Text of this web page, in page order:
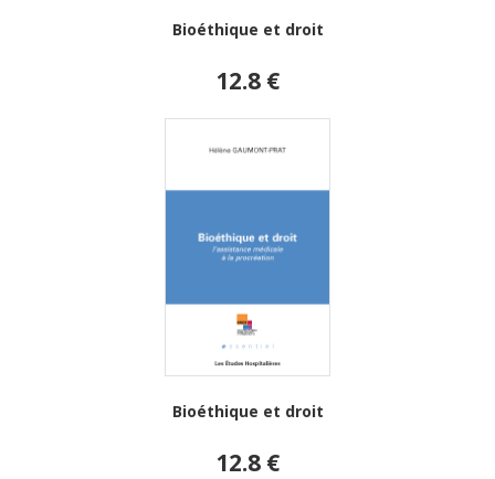
Bioéthique et droit
12.8 €
Bioéthique et droit
12.8 €